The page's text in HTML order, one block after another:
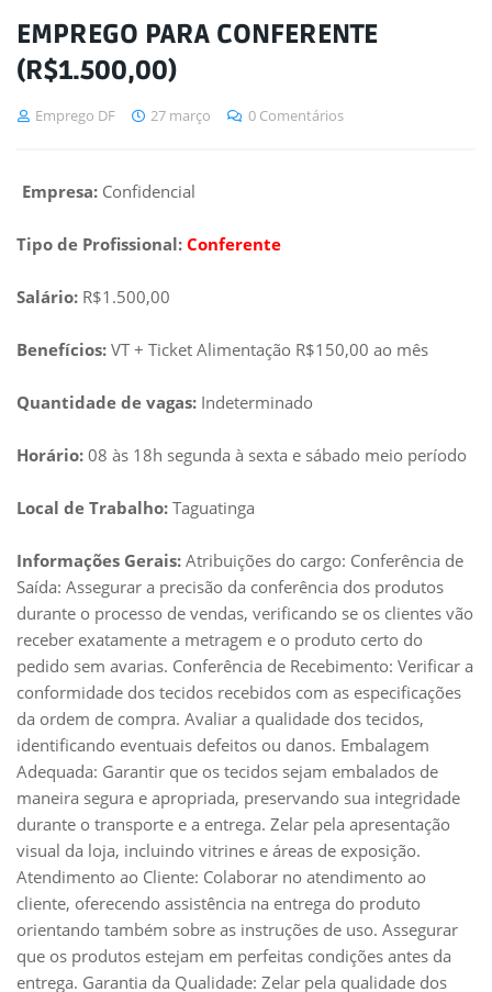
EMPREGO PARA CONFERENTE
(R$1.500,00)
Emprego DF 27 março 0 Comentários
Empresa: Confidencial
Tipo de Profissional: Conferente
Salário: R$1.500,00
Benefícios: VT + Ticket Alimentação R$150,00 ao mês
Quantidade de vagas: Indeterminado
Horário: 08 às 18h segunda à sexta e sábado meio período
Local de Trabalho: Taguatinga
Informações Gerais: Atribuições do cargo: Conferência de
Saída: Assegurar a precisão da conferência dos produtos
durante o processo de vendas, verificando se os clientes vão
receber exatamente a metragem e o produto certo do
pedido sem avarias. Conferência de Recebimento: Verificar a
conformidade dos tecidos recebidos com as especificações
da ordem de compra. Avaliar a qualidade dos tecidos,
identificando eventuais defeitos ou danos. Embalagem
Adequada: Garantir que os tecidos sejam embalados de
maneira segura e apropriada, preservando sua integridade
durante o transporte e a entrega. Zelar pela apresentação
visual da loja, incluindo vitrines e áreas de exposição.
Atendimento ao Cliente: Colaborar no atendimento ao
cliente, oferecendo assistência na entrega do produto
orientando também sobre as instruções de uso. Assegurar
que os produtos estejam em perfeitas condições antes da
entrega. Garantia da Qualidade: Zelar pela qualidade dos